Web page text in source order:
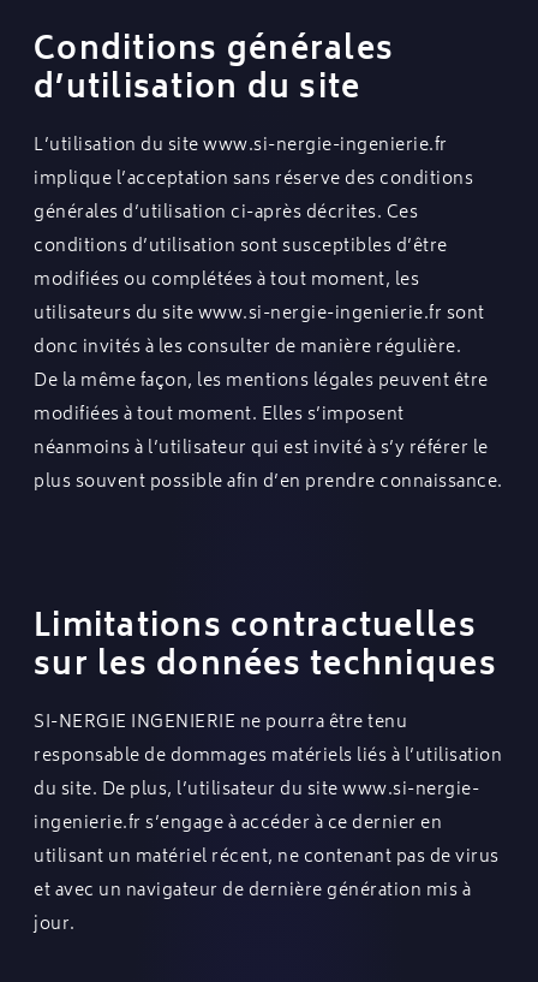
Conditions générales
d’utilisation du site
L’utilisation du sitewww.si-nergie-ingenierie.fr
implique l’acceptation sans réserve des conditions
générales d’utilisation ci-après décrites. Ces
conditions d’utilisation sont susceptibles d’être
modifiées ou complétées à tout moment, les
utilisateurs du sitewww.si-nergie-ingenierie.fr sont
donc invités à les consulter de manière régulière.
De la même façon, les mentions légales peuvent être
modifiées à tout moment. Elles s’imposent
néanmoins à l’utilisateur qui est invité à s’y référer le
plus souvent possible afin d’en prendre connaissance.
Limitations contractuelles
sur les données techniques
SI-NERGIE INGENIERIE ne pourra être tenu
responsable de dommages matériels liés à l’utilisation
du site. De plus, l’utilisateur du sitewww.si-nergie-
ingenierie.fr s’engage à accéder à ce dernier en
utilisant un matériel récent, ne contenant pas de virus
et avec un navigateur de dernière génération mis à
jour.